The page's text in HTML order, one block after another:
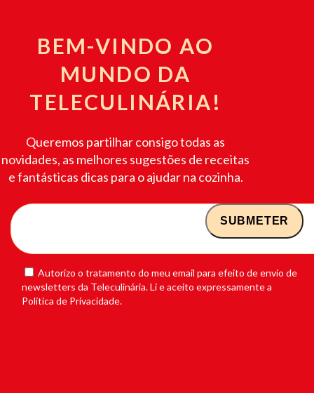
BEM-VINDO AO
MUNDO DA
TELECULINÁRIA!
Queremos partilhar consigo todas as
novidades, as melhores sugestões de receitas
e fantásticas dicas para o ajudar na cozinha.
Autorizo o tratamento do meu email para efeito de envio de
newsletters da Teleculinária. Li e aceito expressamente a
Política de Privacidade.